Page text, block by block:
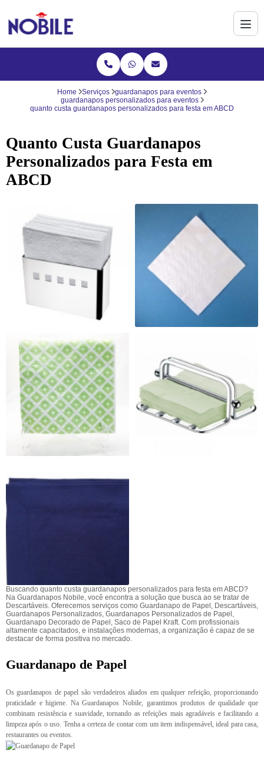
Home Serviços
guardanapos para eventos
guardanapos personalizados para eventos
quanto custa guardanapos personalizados para festa em ABCD
Quanto Custa Guardanapos
Personalizados para Festa em
ABCD
Buscando quanto custa guardanapos personalizados para festa em ABCD?
Na Guardanapos Nobile, você encontra a solução que busca ao se tratar de
Descartáveis. Oferecemos serviços como Guardanapo de Papel, Descartáveis,
Guardanapos Personalizados, Guardanapos Personalizados de Papel,
Guardanapo Decorado de Papel, Saco de Papel Kraft. Com profissionais
altamente capacitados, e instalações modernas, a organização é capaz de se
destacar de forma positiva no mercado.
Guardanapo de Papel
Os guardanapos de papel são verdadeiros aliados em qualquer refeição, proporcionando
praticidade e higiene. Na Guardanapos Nobile, garantimos produtos de qualidade que
combinam resistência e suavidade, tornando as refeições mais agradáveis e facilitando a
limpeza após o uso. Tenha a certeza de contar com um item indispensável, ideal para casa,
restaurantes ou eventos.